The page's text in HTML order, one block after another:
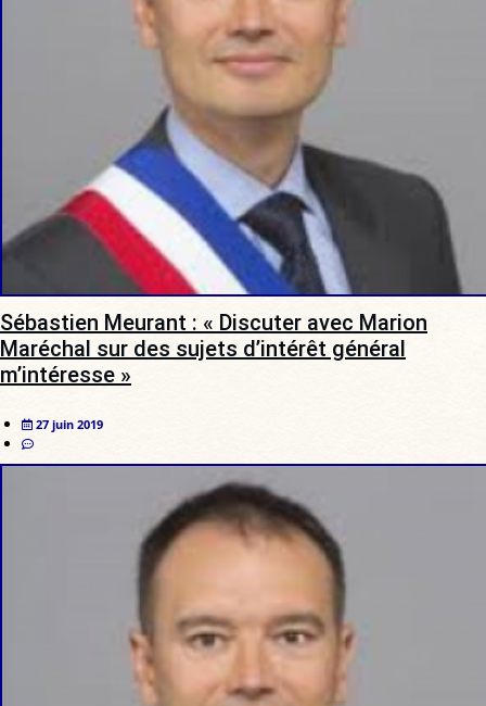
Sébastien Meurant : « Discuter avec Marion
Maréchal sur des sujets d’intérêt général
m’intéresse »
27 juin 2019